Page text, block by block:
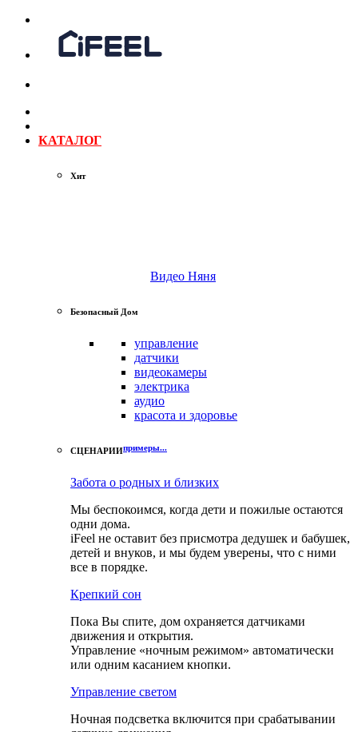
КАТАЛОГ
Хит
Видео Няня
Безопасный Дом
управление
датчики
видеокамеры
электрика
аудио
красота и здоровье
СЦЕНАРИИпримеры...
Забота о родных и близких
Мы беспокоимся, когда дети и пожилые остаются
одни дома.
iFeel не оставит без присмотра дедушек и бабушек,
детей и внуков, и мы будем уверены, что с ними
все в порядке.
Крепкий сон
Пока Вы спите, дом охраняется датчиками
движения и открытия.
Управление «ночным режимом» автоматически
или одним касанием кнопки.
Управление светом
Ночная подсветка включится при срабатывании